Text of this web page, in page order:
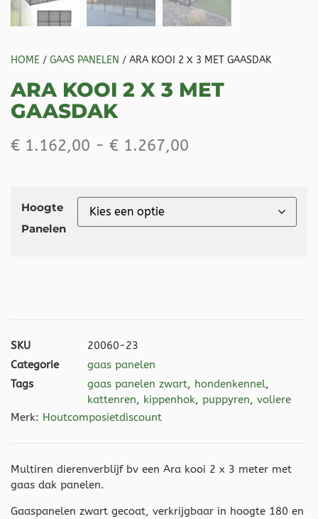
HOME / GAAS PANELEN / ARA KOOI 2 X 3 MET GAASDAK
ARA KOOI 2 X 3 MET
GAASDAK
€ 1.162,00 - € 1.267,00
Hoogte
Panelen
SKU
20060-23
Categorie
gaas panelen
Tags
gaas panelen zwart, hondenkennel,
kattenren, kippenhok, puppyren, voliere
Merk: Houtcomposietdiscount
Multiren dierenverblijf bv een Ara kooi 2 x 3 meter met
gaas dak panelen.
Gaaspanelen zwart gecoat, verkrijgbaar in hoogte 180 en